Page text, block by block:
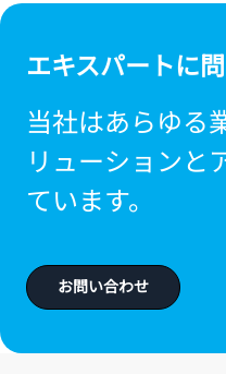
エキスパートに
当社はあらゆる
リューションと
ています。
お問い合わせ